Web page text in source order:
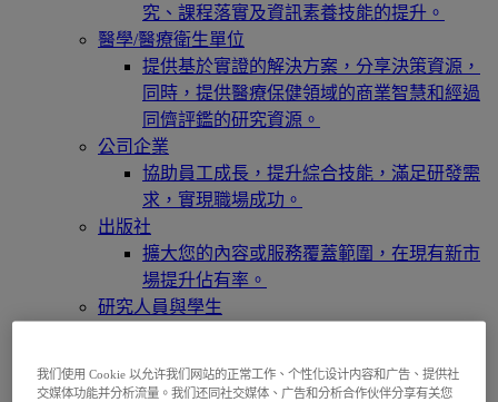
究、課程落實及資訊素養技能的提升。
醫學/醫療衛生單位
提供基於實證的解決方案，分享決策資源，
同時，提供醫療保健領域的商業智慧和經過
同儕評鑑的研究資源。
公司企業
協助員工成長，提升綜合技能，滿足研發需
求，實現職場成功。
出版社
擴大您的內容或服務覆蓋範圍，在現有新市
場提升佔有率。
研究人員與學生
訪問EBSCOhost
我们使用 Cookie 以允许我们网站的正常工作、个性化设计内容和广告、提供社
交媒体功能并分析流量。我们还同社交媒体、广告和分析合作伙伴分享有关您